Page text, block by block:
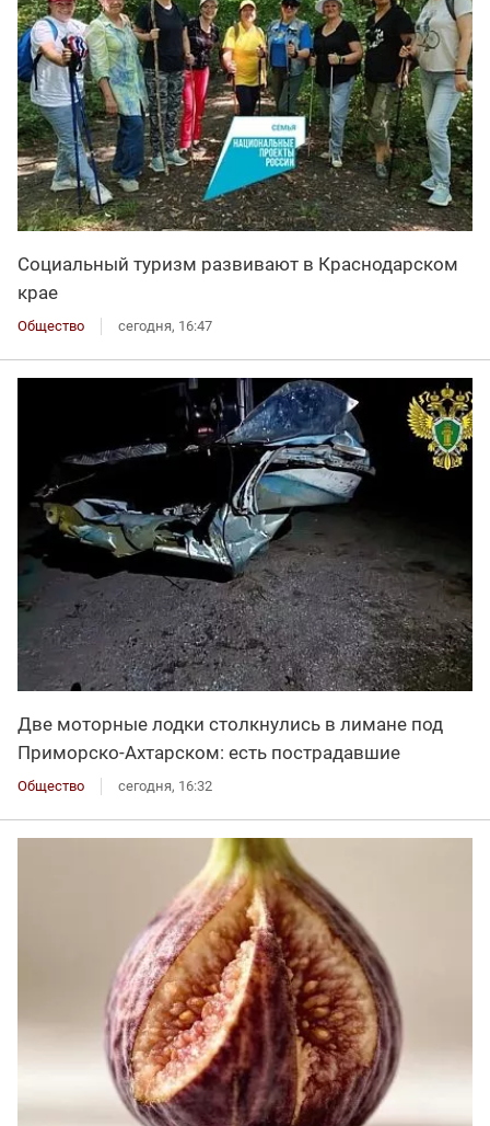
Социальный туризм развивают в Краснодарском
крае
Общество сегодня, 16:47
Две моторные лодки столкнулись в лимане под
Приморско-Ахтарском: есть пострадавшие
Общество сегодня, 16:32